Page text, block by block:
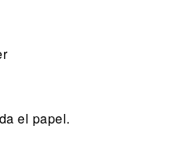
el papel.